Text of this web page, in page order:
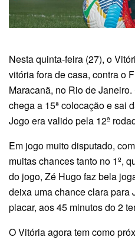
Nesta quinta-feira (27), o
vitória fora de casa, contra o
Maracanã, no Rio de
chega a 15ª colocação e sai
Jogo era valido pela 12ª
Em jogo muito disputado,
muitas chances tanto no 1º,
do jogo, Zé Hugo faz bela
deixa uma chance clara para
placar, aos 45 minutos do 2
O Vitória agora tem como